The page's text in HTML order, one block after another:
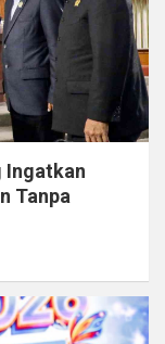
Ingatkan
Tanpa